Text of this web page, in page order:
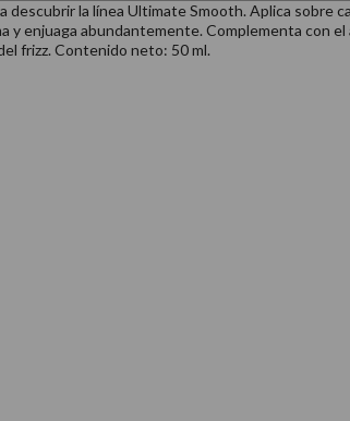
descubrir la línea Ultimate Smooth. Aplica sobre
y enjuaga abundantemente. Complementa con
frizz. Contenido neto: 50 ml.